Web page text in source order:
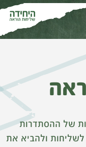
של ההסתדרות
ולהביא את